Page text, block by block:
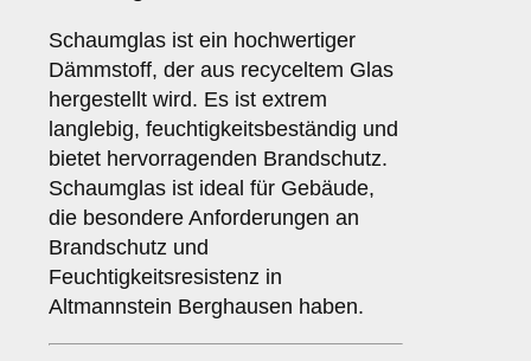
Schaumglas ist ein hochwertiger
Dämmstoff, der aus recyceltem Glas
hergestellt wird. Es ist extrem
langlebig, feuchtigkeitsbeständig und
bietet hervorragenden Brandschutz.
Schaumglas ist ideal für Gebäude,
die besondere Anforderungen an
Brandschutz und
Feuchtigkeitsresistenz in
Altmannstein Berghausen haben.